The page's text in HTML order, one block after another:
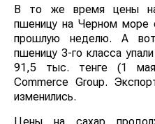
В то же время цены на
пшеницу на Черном море
прошлую неделю. А
пшеницу 3-го класса
91,5 тыс. тенге (1
Commerce Group.
изменились.